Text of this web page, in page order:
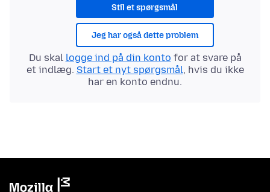
Stil et spørgsmål
Jeg har også dette problem
Du skal logge ind på din konto for at svare på
et indlæg. Start et nyt spørgsmål, hvis du ikke
har en konto endnu.